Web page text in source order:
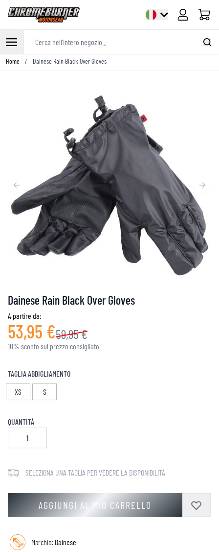
Cart
Salta al contenuto
Home / Dainese Rain Black Over Gloves
Dainese Rain Black Over Gloves
A partire da:
53,95 €59,95 €
10% sconto sul prezzo consigliato
TAGLIA ABBIGLIAMENTO
XS
S
QUANTITÀ
SELEZIONA UNA TAGLIA PER VEDERE LA DISPONIBILITÀ
AGGIUNGI AL MIO CARRELLO
Marchio: Dainese